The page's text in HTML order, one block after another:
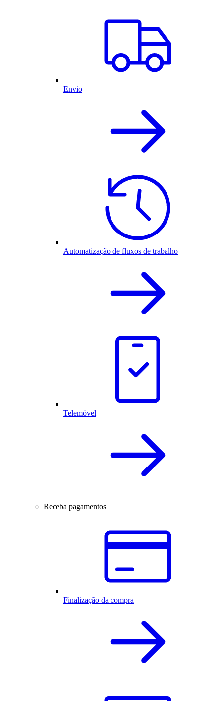
Envio
Automatização de fluxos de trabalho
Telemóvel
Receba pagamentos
Finalização da compra